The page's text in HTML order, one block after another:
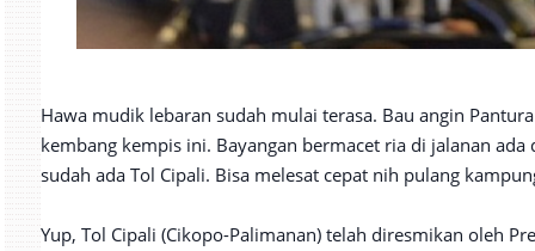
Hawa mudik lebaran sudah mulai terasa. Bau angin
kembang kempis ini. Bayangan bermacet ria di jalanan
sudah ada Tol Cipali. Bisa melesat cepat nih pulang
Yup, Tol Cipali (Cikopo-Palimanan) telah diresmikan oleh